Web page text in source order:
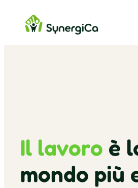
contenuto
Il lavoro è
mondo più